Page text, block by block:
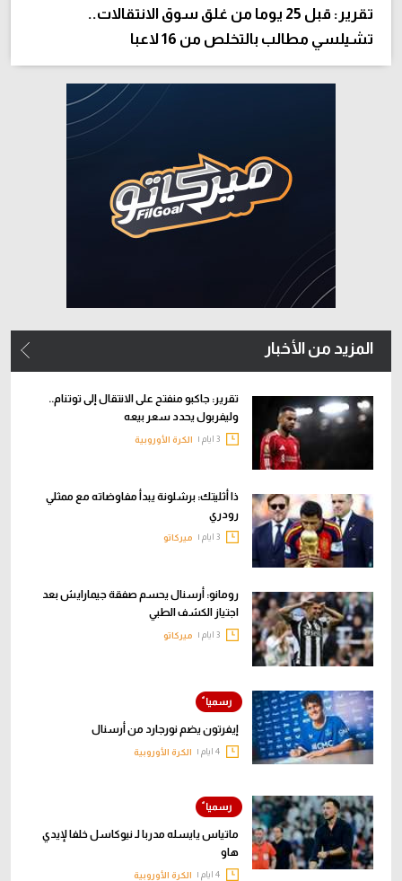
تقرير: قبل 25 يوما من غلق سوق الانتقالات..
تشيلسي مطالب بالتخلص من 16 لاعبا
المزيد من الأخبار
تقرير: جاكبو منفتح على الانتقال إلى توتنام..
وليفربول يحدد سعر بيعه
3 ايام | الكرة الأوروبية
ذا أثليتك: برشلونة يبدأ مفاوضاته مع ممثلي
رودري
3 ايام | ميركاتو
رومانو: أرسنال يحسم صفقة جيمارايش بعد
اجتياز الكشف الطبي
3 ايام | ميركاتو
إيفرتون يضم نورجارد من أرسنال
4 ايام | الكرة الأوروبية
ماتياس يايسله مدربا لـ نيوكاسل خلفا لإيدي
هاو
4 ايام | الكرة الأوروبية